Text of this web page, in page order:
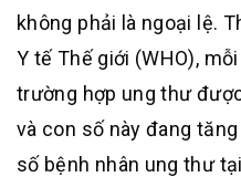
không phải là ngoại lệ.
Y tế Thế giới (WHO),
trường hợp ung thư
và con số này đang
số bệnh nhân ung thư